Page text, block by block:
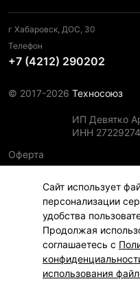
Сайт использует
персонализации
удобства
Продолжая
соглашаетесь с
использования
Главная Финансы
г Хабаровск, ДОС, 30
Телефон
+7 (4212) 290202
© 2017-2026 Техносоюз
ИП Девятко
ИНН
Оферта
Политика
Политика использования
Информация для